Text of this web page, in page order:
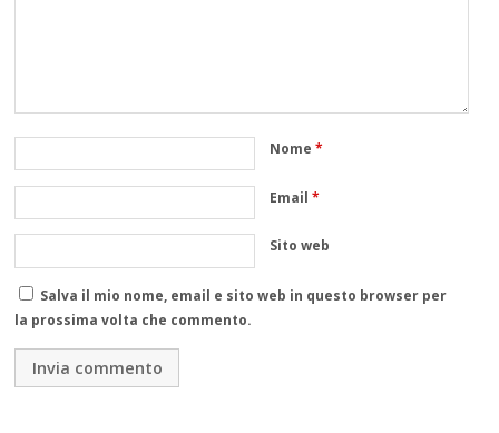
Nome*
Email*
Sito web
Salva il mio nome, email e sito web in questo browser per
la prossima volta che commento.